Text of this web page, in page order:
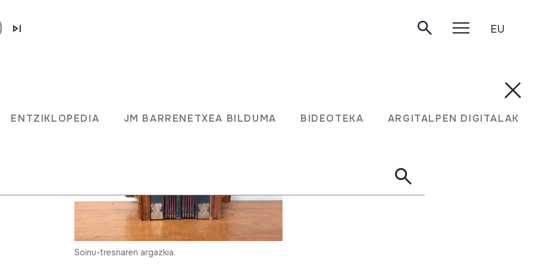
ENTZIKLOPEDIA JM BARRENETXEA BILDUMA BIDEOTEKA ARGITALPEN DIGITALAK
EU
Soinu-tresnaren argazkia.